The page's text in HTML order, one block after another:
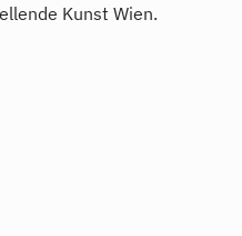
Kunst Wien.